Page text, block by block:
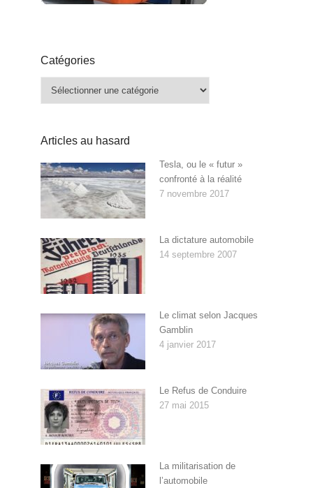
Catégories
Catégories
Articles au hasard
Tesla, ou le « futur »
confronté à la réalité
7 novembre 2017
La dictature automobile
14 septembre 2007
Le climat selon Jacques
Gamblin
4 janvier 2017
Le Refus de Conduire
27 mai 2015
La militarisation de
l’automobile